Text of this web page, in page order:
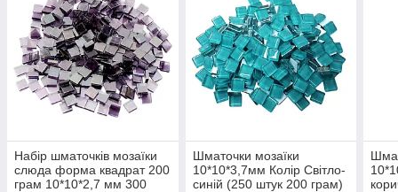
Набір шматочків мозаїки
слюда форма квадрат 200
грам 10*10*2,7 мм 300
Шматочки мозаїки
10*10*3,7мм Колір Світло-
синій (250 штук 200 грам)